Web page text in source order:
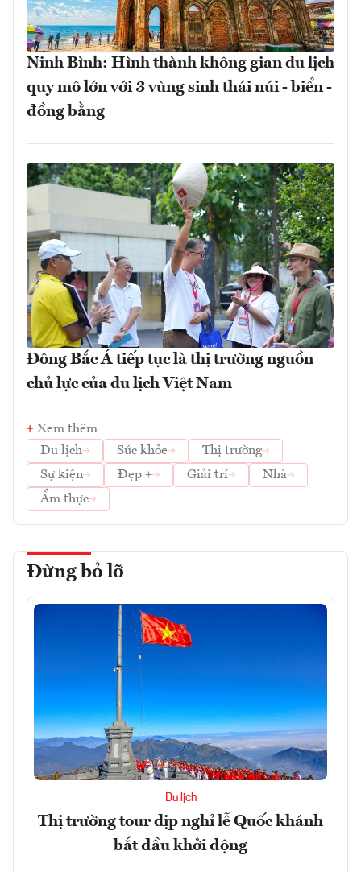
Ninh Bình: Hình thành không gian du lịch
quy mô lớn với 3 vùng sinh thái núi - biển -
đồng bằng
Đông Bắc Á tiếp tục là thị trường nguồn
chủ lực của du lịch Việt Nam
Xem thêm
Du lịch
Sức khỏe
Thị trường
Sự kiện
Đẹp + Giải trí
Nhà
Ẩm thực
Đừng bỏ lỡ
Du lịch
Thị trường tour dịp nghỉ lễ Quốc khánh
bắt đầu khởi động